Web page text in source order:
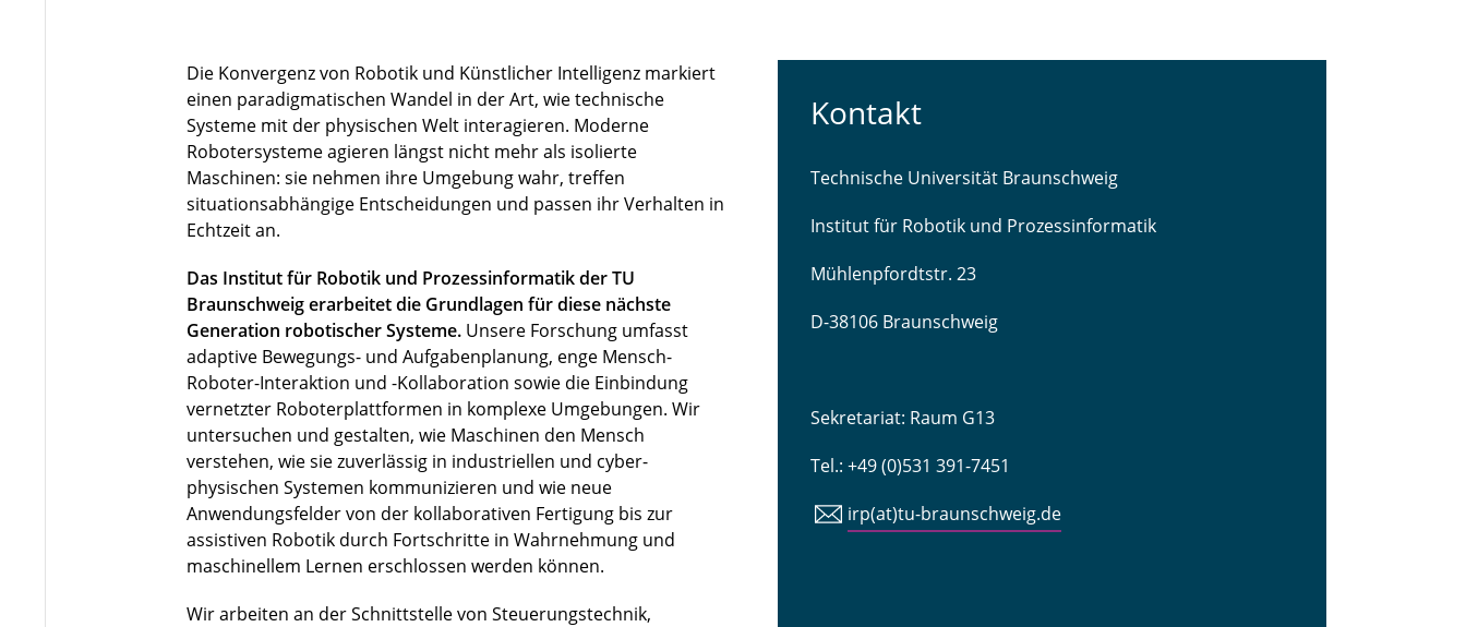
Die Konvergenz von Robotik und Künstlicher Intelligenz markiert
einen paradigmatischen Wandel in der Art, wie technische
Systeme mit der physischen Welt interagieren. Moderne
Robotersysteme agieren längst nicht mehr als isolierte
Maschinen: sie nehmen ihre Umgebung wahr, treffen
situationsabhängige Entscheidungen und passen ihr Verhalten in
Echtzeit an.
Das Institut für Robotik und Prozessinformatik der TU
Braunschweig erarbeitet die Grundlagen für diese nächste
Generation robotischer Systeme.Unsere Forschung umfasst
adaptive Bewegungs- und Aufgabenplanung, enge Mensch-
Roboter-Interaktion und -Kollaboration sowie die Einbindung
vernetzter Roboterplattformen in komplexe Umgebungen. Wir
untersuchen und gestalten, wie Maschinen den Mensch
verstehen, wie sie zuverlässig in industriellen und cyber-
physischen Systemen kommunizieren und wie neue
Anwendungsfelder von der kollaborativen Fertigung bis zur
assistiven Robotik durch Fortschritte in Wahrnehmung und
maschinellem Lernen erschlossen werden können.
Wir arbeiten an der Schnittstelle von Steuerungstechnik,
Kontakt
Technische Universität Braunschweig
Institut für Robotik und Prozessinformatik
Mühlenpfordtstr. 23
D-38106 Braunschweig
Sekretariat: Raum G13
Tel.: +49 (0)531 391-7451
irp(at)tu-braunschweig.de